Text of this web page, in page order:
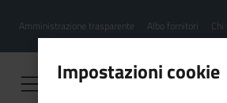
contenuto
Menu
hamburgher
Amministrazione trasparente Albo fornitori
Impostazioni cookie